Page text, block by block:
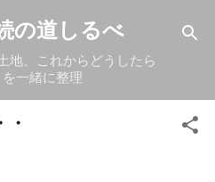
ン コンテンツに移動
の道しるべ
地、これからどうしたら
一緒に整理